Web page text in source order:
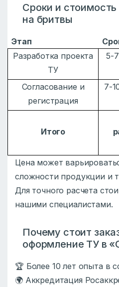
Сроки и
на бритвы
Этап
Разработка проекта
ТУ
5-
Согласование и
регистрация
7-
Итого
Цена может
сложности продукции и
Для точного расчета
нашими специалистами.
Почему стоит
оформление ТУ в
🏆 Более 10 лет опыта в
🌍 Аккредитация